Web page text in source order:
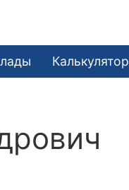
Калькулятор